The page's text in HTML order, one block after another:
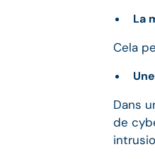
La
Cela
Dans
de